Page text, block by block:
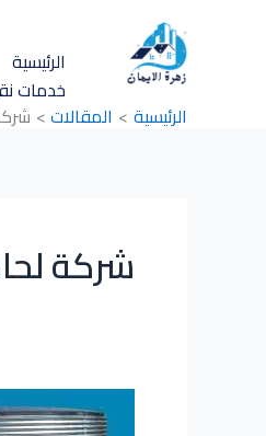
الرئيسية
خدمات
الرئيسية
المقالات
شركة
شركة